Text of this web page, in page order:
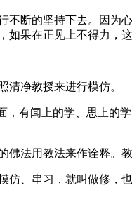
的坚持下去。因为心
如果在正见上不得力，
净教授来进行模仿。
有闻上的学、思上的
用教法来作诠释。教
串习，就叫做修，也